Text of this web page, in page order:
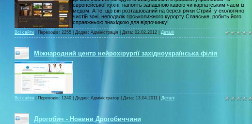
європейської кухні, напоять запашною кавою чи карпатським чаєм із
медом. А те, що він розташований на березі річки Стрий, у екологічно
чистій зоні, неподалік гірськолижного курорту Славське, робить його
справжньою знахідкою для відпочинку!
Всі сайти | Переходів: 2255 | Додав: Адміністрація | Дата: 02.02.2012 Деталі
Міжнародний центр нейрохірургії західноукраїнська філія
Всі сайти | Переходів: 1240 | Додав: Адміністратор | Дата: 13.04.2011 Деталі
Дрогобич - Новини Дрогобиччини